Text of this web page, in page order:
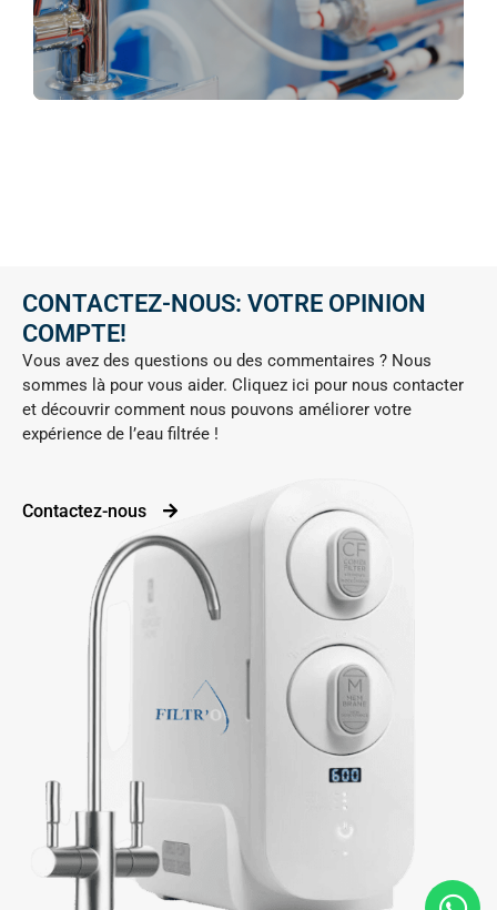
CONTACTEZ-NOUS: VOTRE OPINION
COMPTE!
Vous avez des questions ou des commentaires ? Nous
sommes là pour vous aider. Cliquez ici pour nous contacter
et découvrir comment nous pouvons améliorer votre
expérience de l’eau filtrée !
Contactez-nous